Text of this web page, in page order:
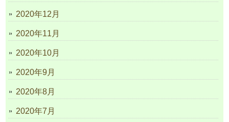
2020年12月
2020年11月
2020年10月
2020年9月
2020年8月
2020年7月